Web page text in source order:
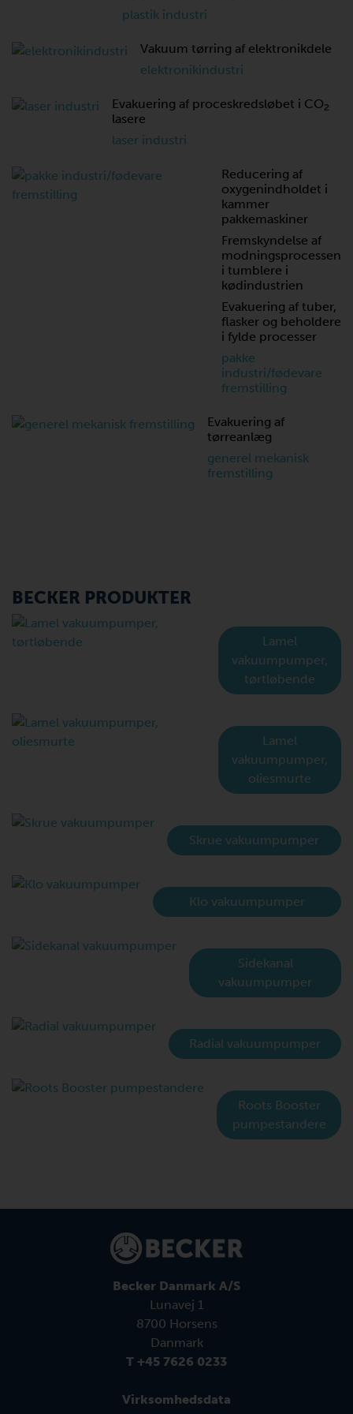
plastik industri
Vakuum tørring af elektronikdele
elektronikindustri
Evakuering af proceskredsløbet i CO2
lasere
laser industri
Reducering af
oxygenindholdet i
kammer
pakkemaskiner
Fremskyndelse af
modningsprocessen
i tumblere i
kødindustrien
Evakuering af tuber,
flasker og beholdere
i fylde processer
pakke
industri/fødevare
fremstilling
Evakuering af
tørreanlæg
generel mekanisk
fremstilling
BECKER PRODUKTER
Lamel
vakuumpumper,
tørtløbende
Lamel
vakuumpumper,
oliesmurte
Skrue vakuumpumper
Klo vakuumpumper
Sidekanal
vakuumpumper
Radial vakuumpumper
Roots Booster
pumpestandere
Becker Danmark A/S
Lunavej 1
8700 Horsens
Danmark
T +45 7626 0233
Virksomhedsdata